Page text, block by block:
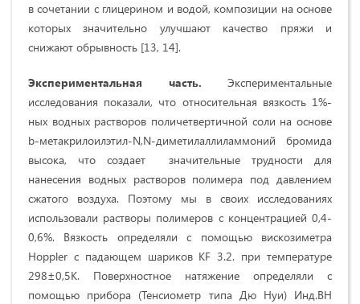
в сочетании с глицерином и водой, композиции на основе
которых значительно улучшают качество пряжи и
снижают обрывность [13, 14].
Экспериментальная часть. Экспериментальные
исследования показали, что относительная вязкость 1%-
ных водных растворов поличетвертичной соли на основе
b-метакрилоилэтил-N,N-диметилаллиламмоний бромида
высока, что создает значительные трудности для
нанесения водных растворов полимера под давлением
сжатого воздуха. Поэтому мы в своих исследованиях
использовали растворы полимеров с концентрацией 0,4-
0,6%. Вязкость определяли с помощью вискозиметра
Hoppler с падающем шариков KF 3.2. при температуре
298±0,5К. Поверхностное натяжение определяли с
помощью прибора (Тенсиометр типа Дю Нуи) Инд.ВН